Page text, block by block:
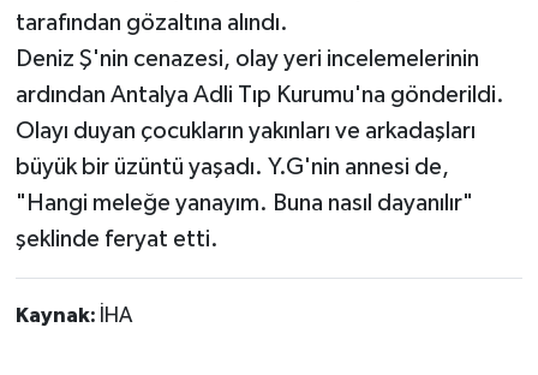
tarafından gözaltına alındı.
Deniz Ş'nin cenazesi, olay yeri incelemelerinin
ardından Antalya Adli Tıp Kurumu'na gönderildi.
Olayı duyan çocukların yakınları ve arkadaşları
büyük bir üzüntü yaşadı. Y.G'nin annesi de,
"Hangi meleğe yanayım. Buna nasıl dayanılır"
şeklinde feryat etti.
Kaynak: İHA